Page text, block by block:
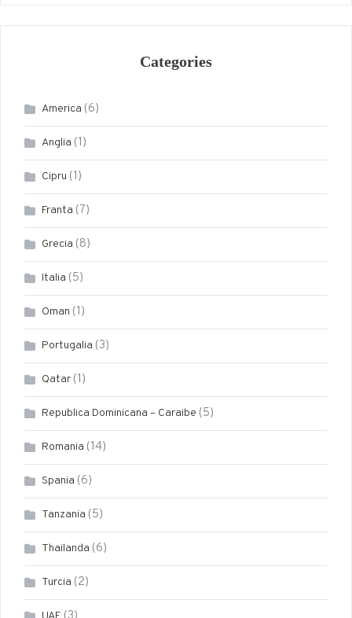
Categories
America (6)
Anglia (1)
Cipru (1)
Franta (7)
Grecia (8)
Italia (5)
Oman (1)
Portugalia (3)
Qatar (1)
Republica Dominicana – Caraibe (5)
Romania (14)
Spania (6)
Tanzania (5)
Thailanda (6)
Turcia (2)